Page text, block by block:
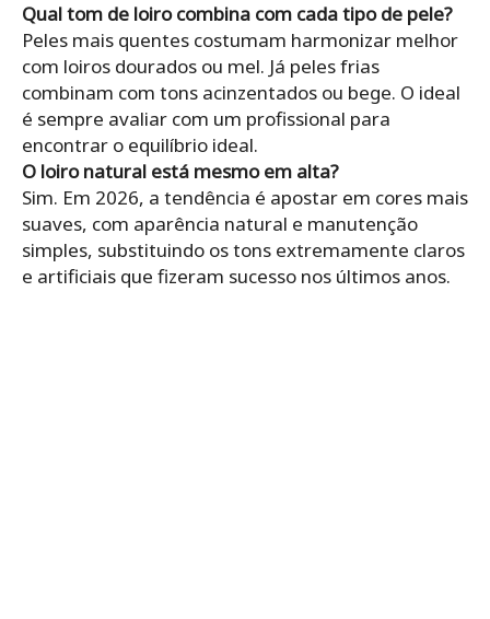
Qual tom de loiro combina com cada tipo de pele?
Peles mais quentes costumam harmonizar melhor
com loiros dourados ou mel. Já peles frias
combinam com tons acinzentados ou bege. O ideal
é sempre avaliar com um profissional para
encontrar o equilíbrio ideal.
O loiro natural está mesmo em alta?
Sim. Em 2026, a tendência é apostar em cores mais
suaves, com aparência natural e manutenção
simples, substituindo os tons extremamente claros
e artificiais que fizeram sucesso nos últimos anos.